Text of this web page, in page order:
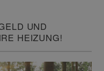
UND
HEIZUNG!